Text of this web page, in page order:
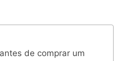
de comprar um